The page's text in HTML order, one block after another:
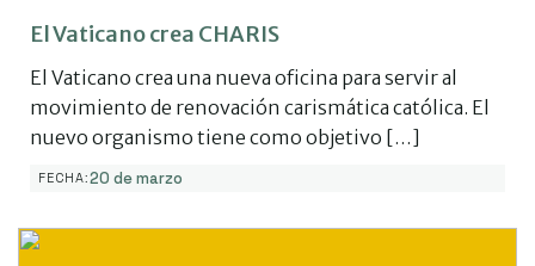
El Vaticano crea CHARIS
El Vaticano crea una nueva oficina para servir al
movimiento de renovación carismática católica. El
nuevo organismo tiene como objetivo […]
FECHA:20 de marzo